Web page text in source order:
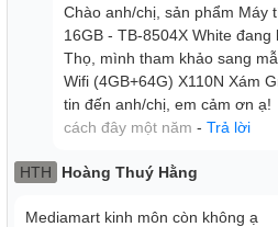
sợ đầy bộ nhớ.
Thời lượng pin ấn tượng
Lenovo Tab 4 8" được trang bị
đến 4.850 mAh khiến việc trải
làm việc.
Chào anh/chị, sản phẩm Máy
16GB - TB-8504X White
Thọ, mình tham khảo sang
Wifi (4GB+64G) X110N Xám
tin đến anh/chị, em cảm ơn ạ!
cách đây một năm - Trả lời
HTH Hoàng Thuý Hằng
Mediamart kinh môn còn không ạ